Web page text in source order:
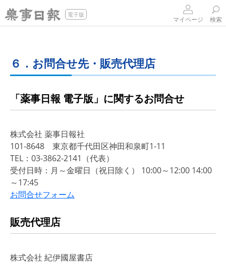
電子版
マイページ 検索
６．お問合せ先・販売代理店
「薬事日報 電子版」に関するお問合せ
株式会社 薬事日報社
101-8648 東京都千代田区神田和泉町1-11
TEL：03-3862-2141（代表）
受付日時：月～金曜日（祝日除く） 10:00～12:00 14:00
～17:45
お問合せフォーム
販売代理店
株式会社 紀伊國屋書店